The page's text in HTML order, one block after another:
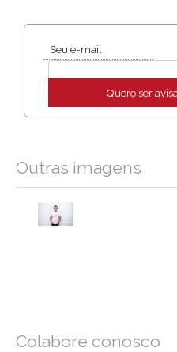
Seu e-mail
Quero ser
Outras imagens
Colabore conosco